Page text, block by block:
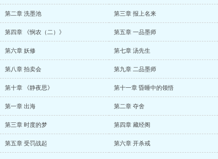
第二章 洗墨池 第三章 报上名来
第四章 《悯农（二）》 第五章 一品墨师
第六章 妖修 第七章 汤先生
第八章 拍卖会 第九章 二品墨师
第十章 《静夜思》 第十一章 昏睡中的领悟
第一章 出海 第二章 夺舍
第三章 时度的梦 第四章 藏经阁
第五章 受罚战起 第六章 开杀戒